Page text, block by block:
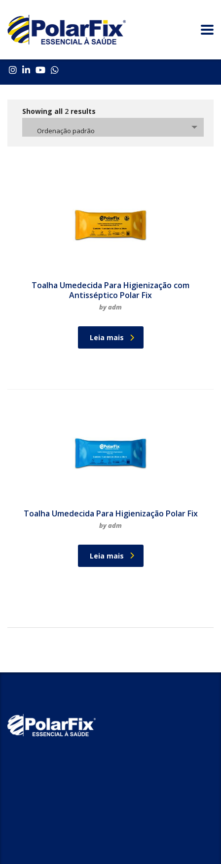
Showing all 2 results
Ordenação padrão
Toalha Umedecida Para Higienização com
Antisséptico Polar Fix
by adm
Leia mais
Toalha Umedecida Para Higienização Polar Fix
by adm
Leia mais